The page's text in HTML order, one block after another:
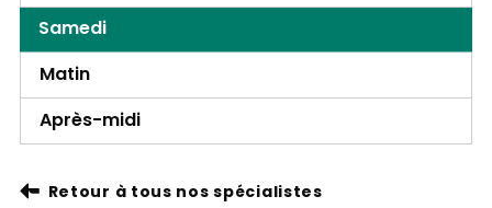
Samedi
Matin
Après-midi
Retour à tous nos spécialistes